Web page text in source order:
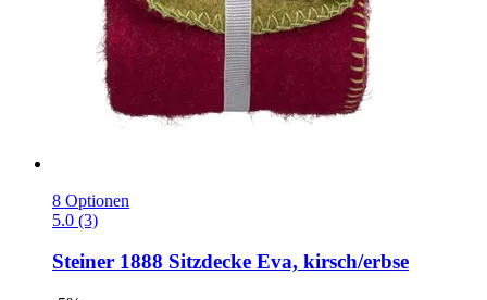
8 Optionen
5.0 (3)
Steiner 1888 Sitzdecke Eva, kirsch/erbse